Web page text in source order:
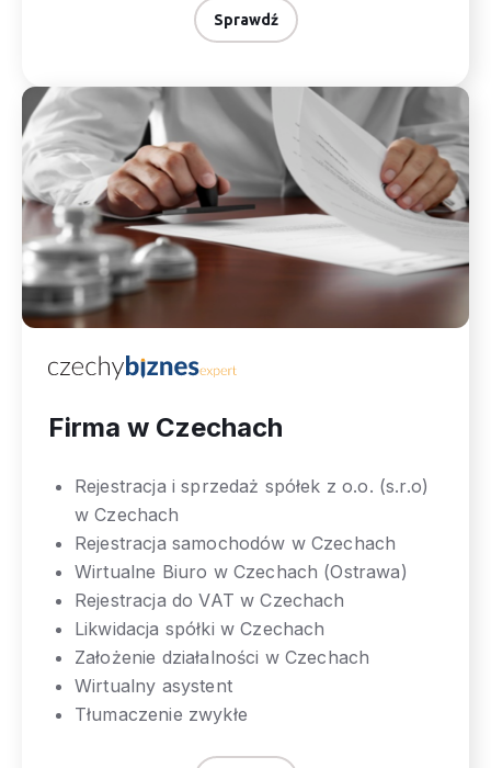
Sprawdź
Firma w Czechach
Rejestracja i sprzedaż spółek z o.o. (s.r.o)
w Czechach
Rejestracja samochodów w Czechach
Wirtualne Biuro w Czechach (Ostrawa)
Rejestracja do VAT w Czechach
Likwidacja spółki w Czechach
Założenie działalności w Czechach
Wirtualny asystent
Tłumaczenie zwykłe